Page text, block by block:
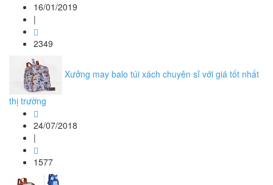
16/01/2019
|
2349
Xưởng may balo túi xách chuyên sỉ với giá tốt nhất
thị trường
24/07/2018
|
1577